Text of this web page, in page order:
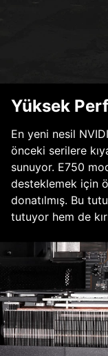
Yüksek
En yeni nesil
önceki serilere
sunuyor. E750
desteklemek için
donatılmış. Bu
tutuyor hem de